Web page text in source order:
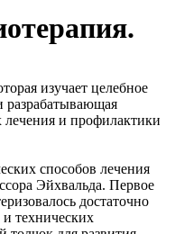
изучает целебное
разрабатывающая
лечения и профилактики
способов лечения
Эйхвальда. Первое
достаточно
технических